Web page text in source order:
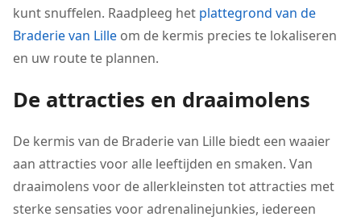
kunt snuffelen. Raadpleeg het plattegrond van de
Braderie van Lille om de kermis precies te lokaliseren
en uw route te plannen.
De attracties en draaimolens
De kermis van de Braderie van Lille biedt een waaier
aan attracties voor alle leeftijden en smaken. Van
draaimolens voor de allerkleinsten tot attracties met
sterke sensaties voor adrenalinejunkies, iedereen